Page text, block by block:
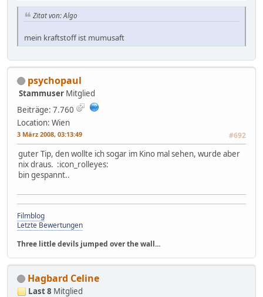
Zitat von: Algo
mein kraftstoff ist mumusaft
psychopaul
Stammuser Mitglied
Beiträge: 7.760
Location: Wien
3 März 2008, 03:13:49 #692
guter Tip, den wollte ich sogar im Kino mal sehen, wurde aber
nix draus. :icon_rolleyes:
bin gespannt..
Filmblog
Letzte Bewertungen
Three little devils jumped over the wall...
Hagbard Celine
Last 8 Mitglied